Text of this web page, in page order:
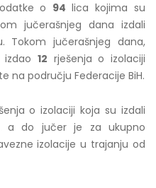
o 94lica kojima su
jučerašnjeg dana izdali
Tokom jučerašnjeg dana,
12 rješenja o izolaciji
na području Federacije BiH.
o izolaciji koja su izdali
a do jučer je za ukupno
izolacije u trajanju od